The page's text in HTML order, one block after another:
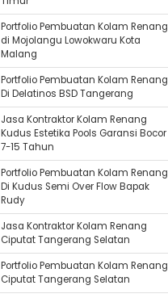
Portfolio Pembuatan Kolam Renang
di Mojolangu Lowokwaru Kota
Malang
Portfolio Pembuatan Kolam Renang
Di Delatinos BSD Tangerang
Jasa Kontraktor Kolam Renang
Kudus Estetika Pools Garansi Bocor
7-15 Tahun
Portfolio Pembuatan Kolam Renang
Di Kudus Semi Over Flow Bapak
Rudy
Jasa Kontraktor Kolam Renang
Ciputat Tangerang Selatan
Portfolio Pembuatan Kolam Renang
Ciputat Tangerang Selatan